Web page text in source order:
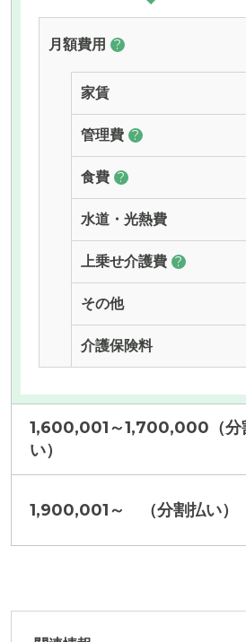
外観:
月額費用 ?
家賃
管理費 ?
食費 ?
水道・光熱費
上乗せ介護費 ?
その他
介護保険料
1,600,001～1,700,000（分
い）
1,900,001～ （分割払い）